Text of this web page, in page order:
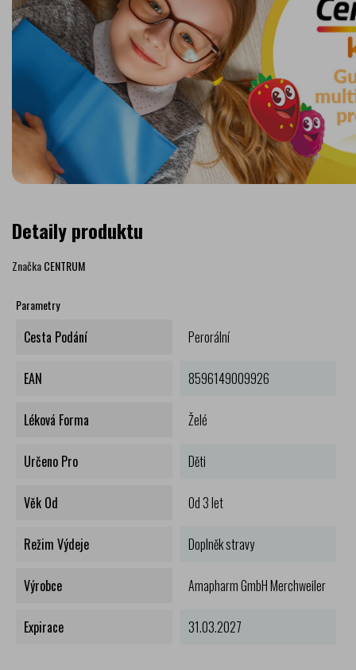
Detaily produktu
ZnačkaCENTRUM
Parametry
Cesta Podání Perorální
EAN 8596149009926
Léková Forma Želé
Určeno Pro Děti
Věk Od Od 3 let
Režim Výdeje Doplněk stravy
Výrobce Amapharm GmbH Merchweiler
Expirace 31.03.2027